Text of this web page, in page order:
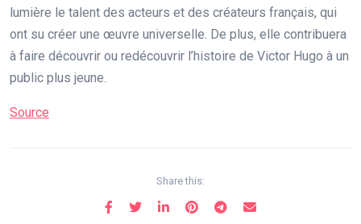
lumière le talent des acteurs et des créateurs français, qui
ont su créer une œuvre universelle. De plus, elle contribuera
à faire découvrir ou redécouvrir l’histoire de Victor Hugo à un
public plus jeune.
Source
Share this: